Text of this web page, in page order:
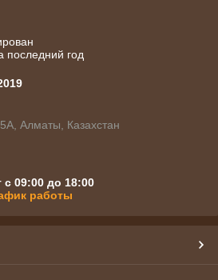
последний год
Алматы, Казахстан
с 09:00 до 18:00
работы